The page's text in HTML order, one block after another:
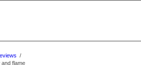
/
flame